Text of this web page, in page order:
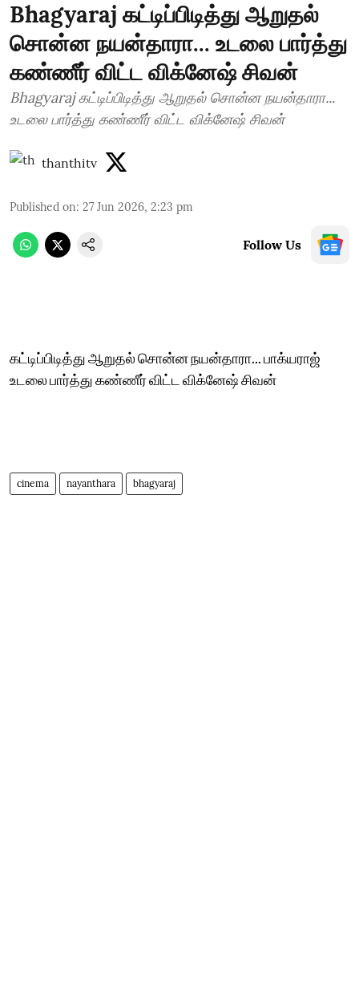
Bhagyaraj கட்டிப்பிடித்து ஆறுதல்
சொன்ன நயன்தாரா... உடலை பார்த்து
கண்ணீர் விட்ட விக்னேஷ் சிவன்
Bhagyaraj கட்டிப்பிடித்து ஆறுதல் சொன்ன நயன்தாரா...
உடலை பார்த்து கண்ணீர் விட்ட விக்னேஷ் சிவன்
thanthitv
Published on: 27 Jun 2026, 2:23 pm
Follow Us
கட்டிப்பிடித்து ஆறுதல் சொன்ன நயன்தாரா... பாக்யராஜ்
உடலை பார்த்து கண்ணீர் விட்ட விக்னேஷ் சிவன்
cinema nayanthara bhagyaraj